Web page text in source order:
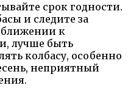
срок годности.
и следите за
к
лучше быть
колбасу, особенно
неприятный